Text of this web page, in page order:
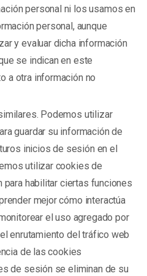
personal ni los usamos en
personal, aunque
y evaluar dicha información
se indican en este
a otra información no
Podemos utilizar
guardar su información de
inicios de sesión en el
utilizar cookies de
habilitar ciertas funciones
mejor cómo interactúa
el uso agregado por
enrutamiento del tráfico web
de las cookies
de sesión se eliminan de su